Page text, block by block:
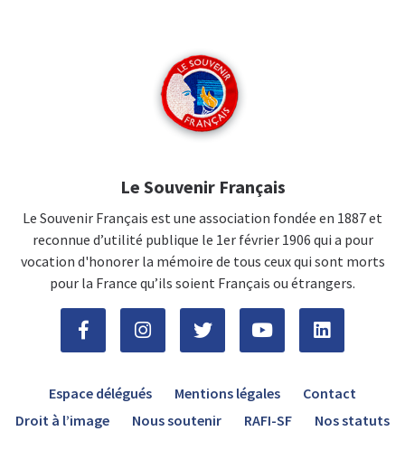
Le Souvenir Français
Le Souvenir Français est une association fondée en 1887 et
reconnue d’utilité publique le 1er février 1906 qui a pour
vocation d'honorer la mémoire de tous ceux qui sont morts
pour la France qu’ils soient Français ou étrangers.
Espace délégués Mentions légales
Contact
Droit à l’image
Nous soutenir RAFI-SF Nos statuts